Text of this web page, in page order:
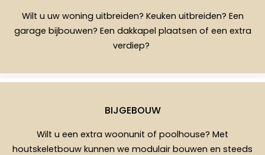
Wilt u uw woning uitbreiden? Keuken uitbreiden? Een
garage bijbouwen? Een dakkapel plaatsen of een extra
verdiep?
BIJGEBOUW
Wilt u een extra woonunit of poolhouse? Met
houtskeletbouw kunnen we modulair bouwen en steeds